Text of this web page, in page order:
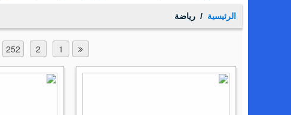
الرئيسية رياضة
1
2
252